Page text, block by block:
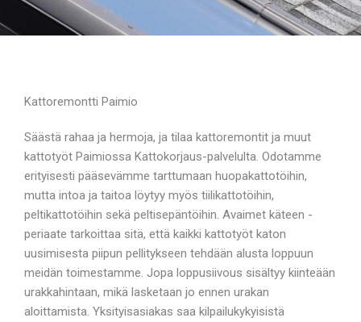
Kattoremontti Paimio
Säästä rahaa ja hermoja, ja tilaa kattoremontit ja muut
kattotyöt Paimiossa Kattokorjaus-palvelulta. Odotamme
erityisesti pääsevämme tarttumaan huopakattotöihin,
mutta intoa ja taitoa löytyy myös tiilikattotöihin,
peltikattotöihin sekä peltisepäntöihin. Avaimet käteen -
periaate tarkoittaa sitä, että kaikki kattotyöt katon
uusimisesta piipun pellitykseen tehdään alusta loppuun
meidän toimestamme. Jopa loppusiivous sisältyy kiinteään
urakkahintaan, mikä lasketaan jo ennen urakan
aloittamista. Yksityisasiakas saa kilpailukykyisistä